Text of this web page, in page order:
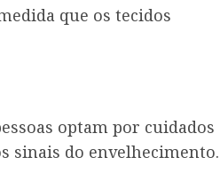
que os tecidos
optam por cuidados
sinais do envelhecimento.